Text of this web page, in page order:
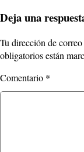
Deja una
Tu dirección de
obligatorios están
Comentario *